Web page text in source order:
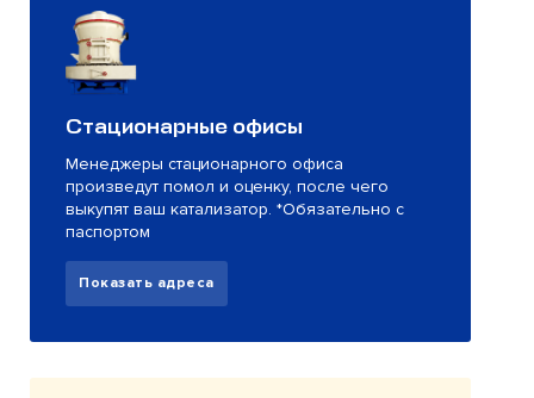
Стационарные офисы
Менеджеры стационарного офиса
произведут помол и оценку, после чего
выкупят ваш катализатор. *Обязательно с
паспортом
Показать адреса